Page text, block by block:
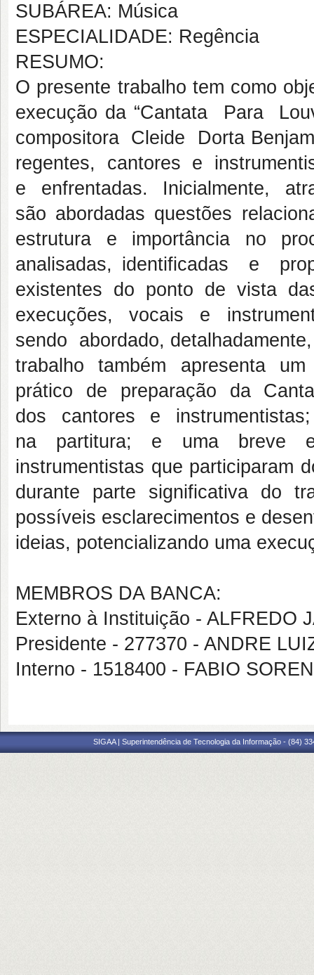
SUBÁREA: Música
ESPECIALIDADE: Regência
RESUMO:
O presente trabalho tem como
execução da “Cantata Para
compositora Cleide Dorta
regentes, cantores e
e enfrentadas. Inicialmente,
são abordadas questões
estrutura e importância no
analisadas, identificadas e
existentes do ponto de vista
execuções, vocais e
sendo abordado,
trabalho também apresenta
prático de preparação da
dos cantores e
na partitura; e uma breve
instrumentistas que participaram
durante parte significativa do
possíveis esclarecimentos e
ideias, potencializando uma
MEMBROS DA BANCA:
Externo à Instituição - ALFREDO
Presidente - 277370 - ANDRE
Interno - 1518400 - FABIO
SIGAA | Superintendência de Tecnologia da Informação - (84)